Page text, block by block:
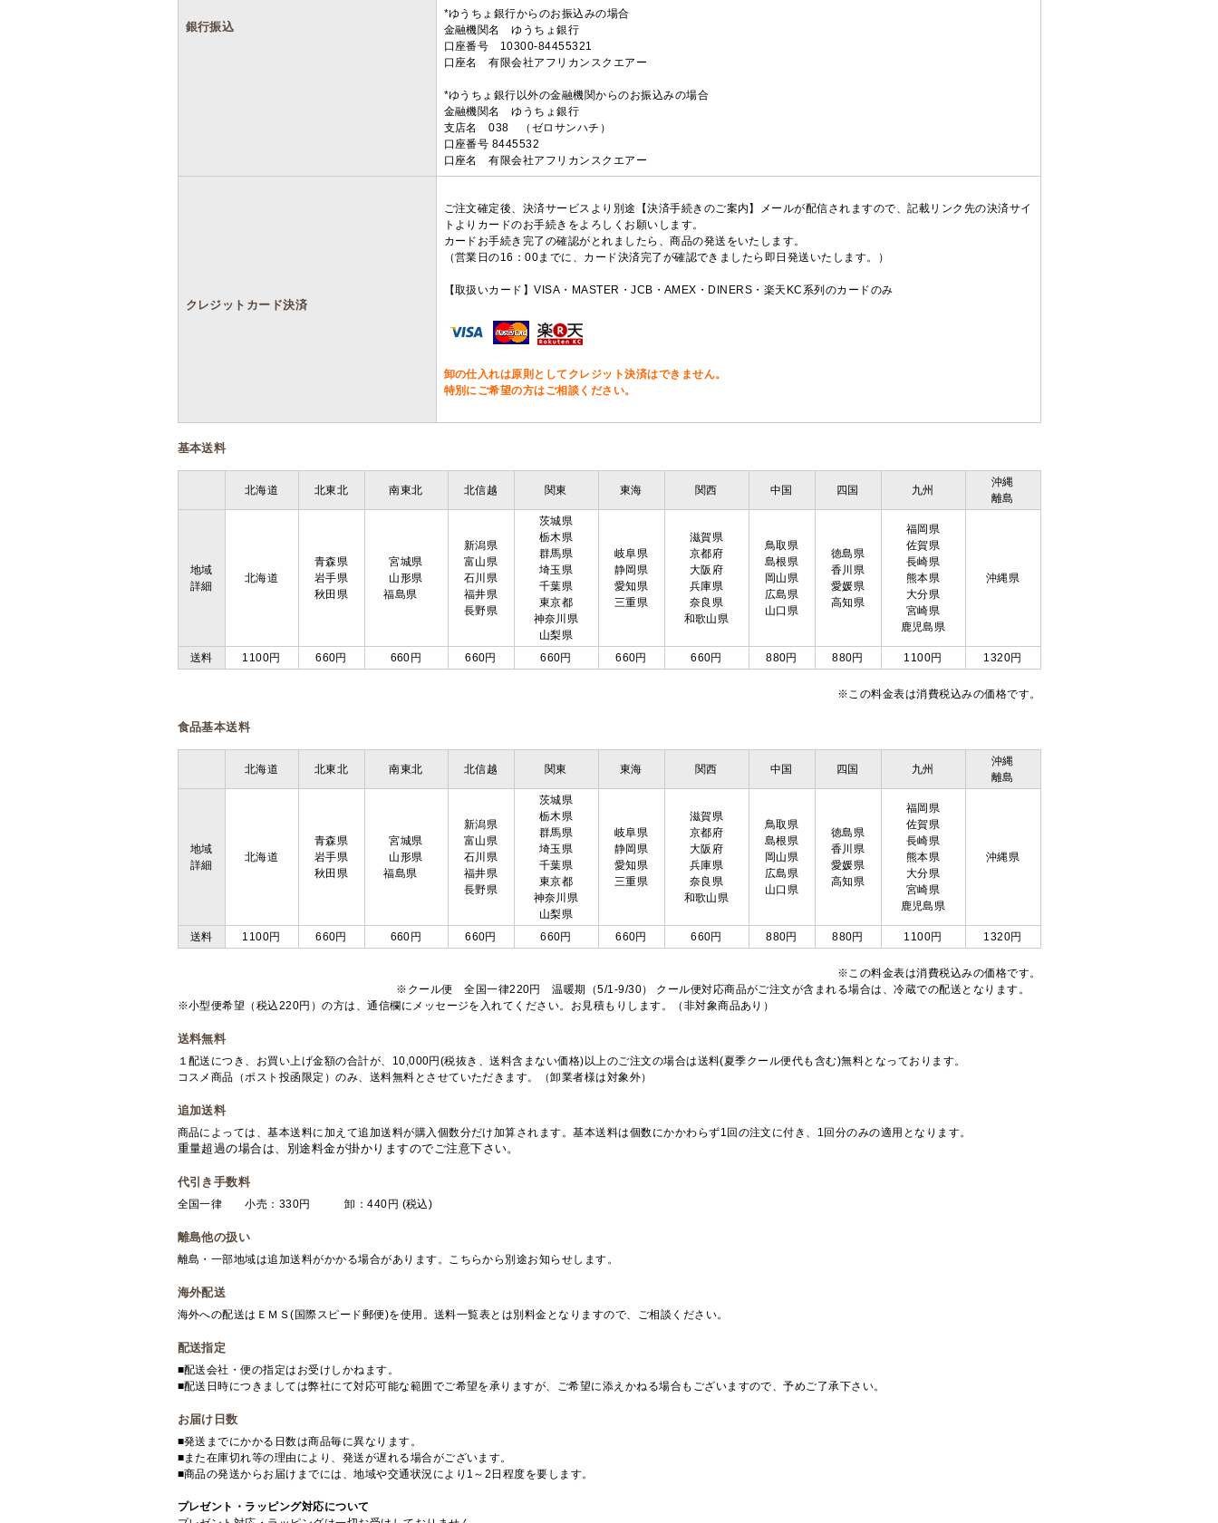
銀行振込
*ゆうちょ銀行からのお振込みの場合
金融機関名 ゆうちょ銀行
口座番号 10300-84455321
口座名 有限会社アフリカンスクエアー
*ゆうちょ銀行以外の金融機関からのお振込みの場合
金融機関名 ゆうちょ銀行
支店名 038 （ゼロサンハチ）
口座番号 8445532
口座名 有限会社アフリカンスクエアー
クレジットカード決済
ご注文確定後、決済サービスより別途【決済手続きのご案内】メールが配信されますので、記載リンク先の決済サイ
トよりカードのお手続きをよろしくお願いします。
カードお手続き完了の確認がとれましたら、商品の発送をいたします。
（営業日の16：00までに、カード決済完了が確認できましたら即日発送いたします。）
【取扱いカード】VISA・MASTER・JCB・AMEX・DINERS・楽天KC系列のカードのみ
卸の仕入れは原則としてクレジット決済はできません。
特別にご希望の方はご相談ください。
基本送料
北海道 北東北 南東北 北信越 関東 東海 関西 中国 四国 九州
沖縄
離島
地域
詳細
北海道
青森県
岩手県
秋田県
宮城県
山形県
福島県
新潟県
富山県
石川県
福井県
長野県
茨城県
栃木県
群馬県
埼玉県
千葉県
東京都
神奈川県
山梨県
岐阜県
静岡県
愛知県
三重県
滋賀県
京都府
大阪府
兵庫県
奈良県
和歌山県
鳥取県
島根県
岡山県
広島県
山口県
徳島県
香川県
愛媛県
高知県
福岡県
佐賀県
長崎県
熊本県
大分県
宮崎県
鹿児島県
沖縄県
送料 1100円 660円 660円 660円 660円 660円 660円 880円 880円 1100円 1320円
※この料金表は消費税込みの価格です。
食品基本送料
北海道 北東北 南東北 北信越 関東 東海 関西 中国 四国 九州
沖縄
離島
地域
詳細
北海道
青森県
岩手県
秋田県
宮城県
山形県
福島県
新潟県
富山県
石川県
福井県
長野県
茨城県
栃木県
群馬県
埼玉県
千葉県
東京都
神奈川県
山梨県
岐阜県
静岡県
愛知県
三重県
滋賀県
京都府
大阪府
兵庫県
奈良県
和歌山県
鳥取県
島根県
岡山県
広島県
山口県
徳島県
香川県
愛媛県
高知県
福岡県
佐賀県
長崎県
熊本県
大分県
宮崎県
鹿児島県
沖縄県
送料 1100円 660円 660円 660円 660円 660円 660円 880円 880円 1100円 1320円
※この料金表は消費税込みの価格です。
※クール便 全国一律220円 温暖期（5/1-9/30） クール便対応商品がご注文が含まれる場合は、冷蔵での配送となります。
※小型便希望（税込220円）の方は、通信欄にメッセージを入れてください。お見積もりします。（非対象商品あり）
送料無料
１配送につき、お買い上げ金額の合計が、10,000円(税抜き、送料含まない価格)以上のご注文の場合は送料(夏季クール便代も含む)無料となっております。
コスメ商品（ポスト投函限定）のみ、送料無料とさせていただきます。（卸業者様は対象外）
追加送料
商品によっては、基本送料に加えて追加送料が購入個数分だけ加算されます。基本送料は個数にかかわらず1回の注文に付き、1回分のみの適用となります。
重量超過の場合は、別途料金が掛かりますのでご注意下さい。
代引き手数料
全国一律 小売：330円 卸：440円 (税込)
離島他の扱い
離島・一部地域は追加送料がかかる場合があります。こちらから別途お知らせします。
海外配送
海外への配送はＥＭＳ(国際スピード郵便)を使用。送料一覧表とは別料金となりますので、ご相談ください。
配送指定
■配送会社・便の指定はお受けしかねます。
■配送日時につきましては弊社にて対応可能な範囲でご希望を承りますが、ご希望に添えかねる場合もございますので、予めご了承下さい。
お届け日数
■発送までにかかる日数は商品毎に異なります。
■また在庫切れ等の理由により、発送が遅れる場合がございます。
■商品の発送からお届けまでには、地域や交通状況により1～2日程度を要します。
プレゼント・ラッピング対応について